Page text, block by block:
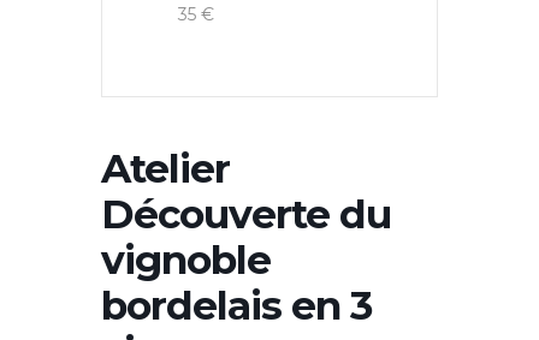
35 €
Atelier
Découverte du
vignoble
bordelais en 3